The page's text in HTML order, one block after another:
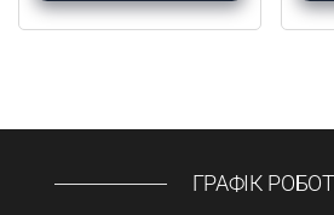
ГРАФІК